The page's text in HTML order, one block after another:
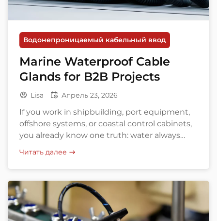
Водонепроницаемый кабельный ввод
Marine Waterproof Cable
Glands for B2B Projects
Lisa Апрель 23, 2026
If you work in shipbuilding, port equipment,
offshore systems, or coastal control cabinets,
you already know one truth: water always
and tight panel space turn a simple cable
entry into a surprisingly expensive weak
point. That is why marine waterproof cable
glands matter so much in real projects. […]
Читать далее